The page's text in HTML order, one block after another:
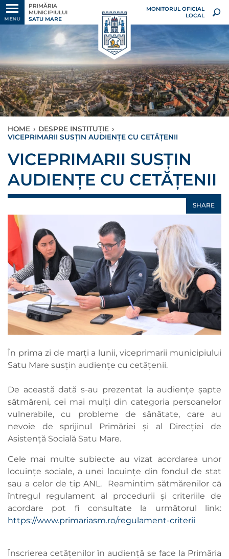
MENU
PRIMĂRIA
MUNICIPIULUI
SATU MARE
MONITORUL OFICIAL
LOCAL
HOME › DESPRE INSTITUȚIE ›
VICEPRIMARII SUSȚIN AUDIENȚE CU CETĂȚENII
VICEPRIMARII SUSȚIN
AUDIENȚE CU CETĂȚENII
SHARE
În prima zi de marți a lunii, viceprimarii municipiului
Satu Mare susțin audiențe cu cetățenii.
De această dată s-au prezentat la audiențe șapte
sătmăreni, cei mai mulți din categoria persoanelor
vulnerabile, cu probleme de sănătate, care au
nevoie de sprijinul Primăriei și al Direcției de
Asistență Socială Satu Mare.
Cele mai multe subiecte au vizat acordarea unor
locuințe sociale, a unei locuințe din fondul de stat
sau a celor de tip ANL. Reamintim sătmărenilor că
întregul regulament al procedurii și criteriile de
acordare pot fi consultate la următorul link:
https://www.primariasm.ro/regulament-criterii
Înscrierea cetățenilor în audiență se face la Primăria